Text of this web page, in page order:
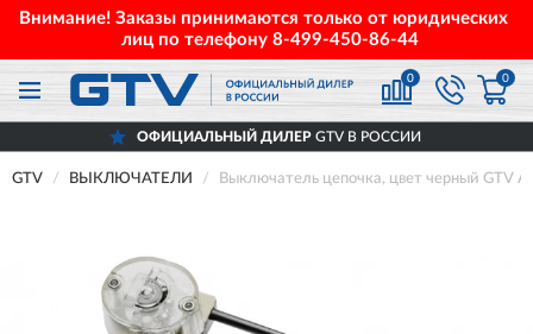
Внимание! Заказы принимаются только от юридических
лиц по телефону 8-499-450-86-44
0 0
ОФИЦИАЛЬНЫЙ ДИЛЕР GTV В РОССИИ
GTV ВЫКЛЮЧАТЕЛИ Выключатель цепочка, цвет черный GTV